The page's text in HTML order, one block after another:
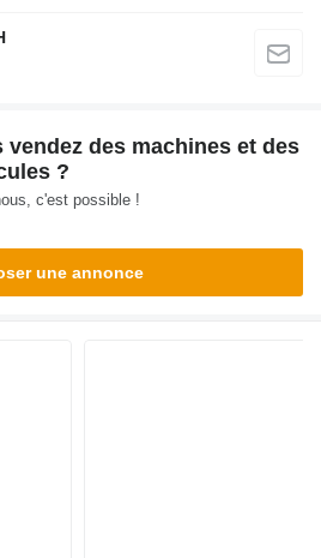
vendez des machines et des
?
c'est possible !
une annonce